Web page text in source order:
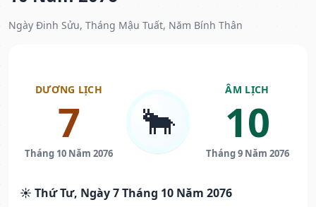
Ngày Đinh Sửu, Tháng Mậu Tuất, Năm Bính Thân
DƯƠNG LỊCH
7
Tháng 10 Năm 2076
🐂
ÂM LỊCH
10
Tháng 9 Năm 2076
☀️ Thứ Tư, Ngày 7 Tháng 10 Năm 2076